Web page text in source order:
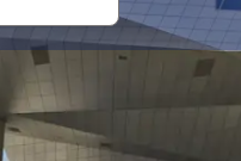
ja liput